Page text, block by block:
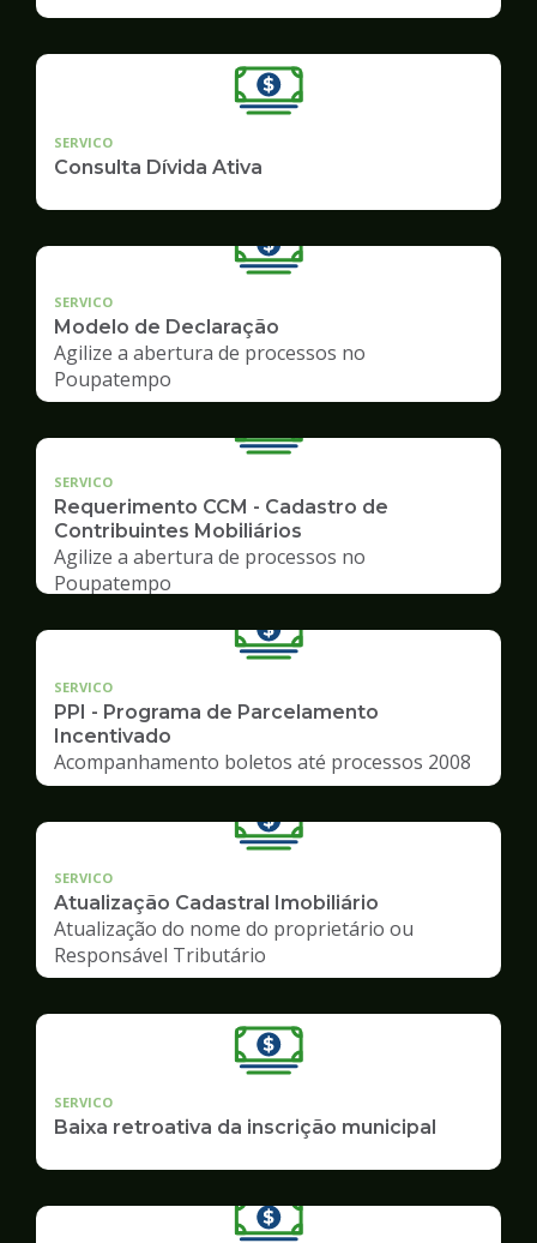
SERVICO
Consulta Dívida Ativa
SERVICO
Modelo de Declaração
Agilize a abertura de processos no
Poupatempo
SERVICO
Requerimento CCM - Cadastro de
Contribuintes Mobiliários
Agilize a abertura de processos no
Poupatempo
SERVICO
PPI - Programa de Parcelamento
Incentivado
Acompanhamento boletos até processos 2008
SERVICO
Atualização Cadastral Imobiliário
Atualização do nome do proprietário ou
Responsável Tributário
SERVICO
Baixa retroativa da inscrição municipal